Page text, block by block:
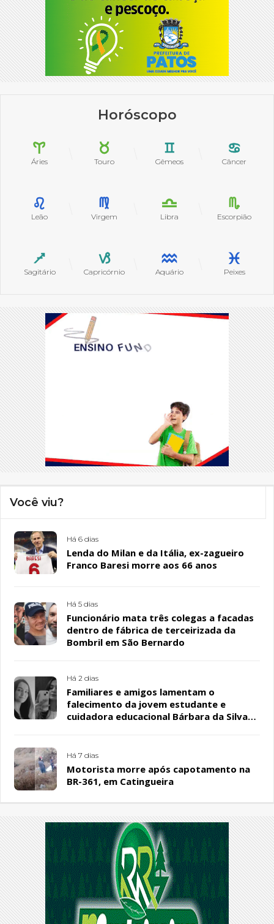
Horóscopo
Áries Touro Gêmeos Câncer
Leão Virgem Libra Escorpião
Sagitário Capricórnio Aquário Peixes
Você viu?
Há 6 dias
Lenda do Milan e da Itália, ex-zagueiro
Franco Baresi morre aos 66 anos
Há 5 dias
Funcionário mata três colegas a facadas
dentro de fábrica de terceirizada da
Bombril em São Bernardo
Há 2 dias
Familiares e amigos lamentam o
falecimento da jovem estudante e
cuidadora educacional Bárbara da Silva
Há 7 dias
Motorista morre após capotamento na
BR-361, em Catingueira